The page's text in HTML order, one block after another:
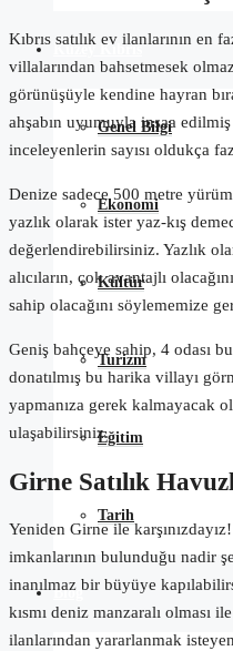
Kuzey Kıbrıs
Genel Bilgi
Ekonomi
Kültür
Turizm
Eğitim
Tarih
Blog
Kıbrıs satılık ev ilanlarının en
villalarından bahsetmesek
görünüşüyle kendine hayran
ahşabın uyumuyla inşaa
inceleyenlerin sayısı oldukça
Denize sadece 500 metre
yazlık olarak ister yaz-kış
değerlendirebilirsiniz. Yazlık
alıcıların, çok avantajlı
sahip olacağını söylememize
Geniş bahçeye sahip, 4 odası
donatılmış bu harika villayı
yapmanıza gerek kalmayacak
ulaşabilirsiniz.
Girne Satılık
Yeniden Girne ile
imkanlarının bulunduğu nadir
inanılmaz bir büyüye
kısmı deniz manzaralı olması
ilanlarından yararlanmak